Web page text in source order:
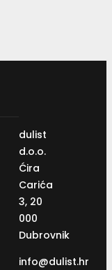
dulist
d.o.o.
Ćira
Carića
3, 20
000
Dubrovnik
info@dulist.hr